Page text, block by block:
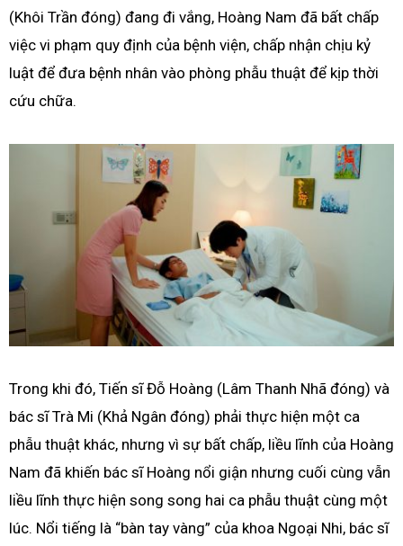
(Khôi Trần đóng) đang đi vắng, Hoàng Nam đã bất chấp
việc vi phạm quy định của bệnh viện, chấp nhận chịu kỷ
luật để đưa bệnh nhân vào phòng phẫu thuật để kịp thời
cứu chữa.
Trong khi đó, Tiến sĩ Đỗ Hoàng (Lâm Thanh Nhã đóng) và
bác sĩ Trà Mi (Khả Ngân đóng) phải thực hiện một ca
phẫu thuật khác, nhưng vì sự bất chấp, liều lĩnh của Hoàng
Nam đã khiến bác sĩ Hoàng nổi giận nhưng cuối cùng vẫn
liều lĩnh thực hiện song song hai ca phẫu thuật cùng một
lúc. Nổi tiếng là “bàn tay vàng” của khoa Ngoại Nhi, bác sĩ